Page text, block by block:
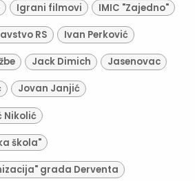
Igrani filmovi IMIC "Zajedno"
RS Ivan Perković
Jack Dimich Jasenovac
Jovan Janjić
Nikolić
škola"
grada Derventa